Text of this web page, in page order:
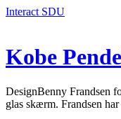
Interact SDU
Kobe
DesignBenny Frandsen
glas skærm. Frandsen